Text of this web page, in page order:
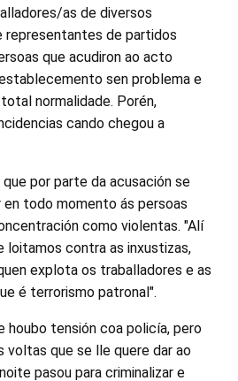
as de diversos
representantes de partidos
que acudiron ao acto
sen problema e
normalidade. Porén,
cando chegou a
por parte da acusación se
todo momento ás persoas
como violentas. "Alí
loitamos contra as inxustizas,
explota os traballadores e as
é terrorismo patronal".
houbo tensión coa policía, pero
voltas que se lle quere dar ao
pasou para criminalizar e